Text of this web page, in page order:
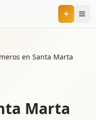
en Santa Marta
Marta